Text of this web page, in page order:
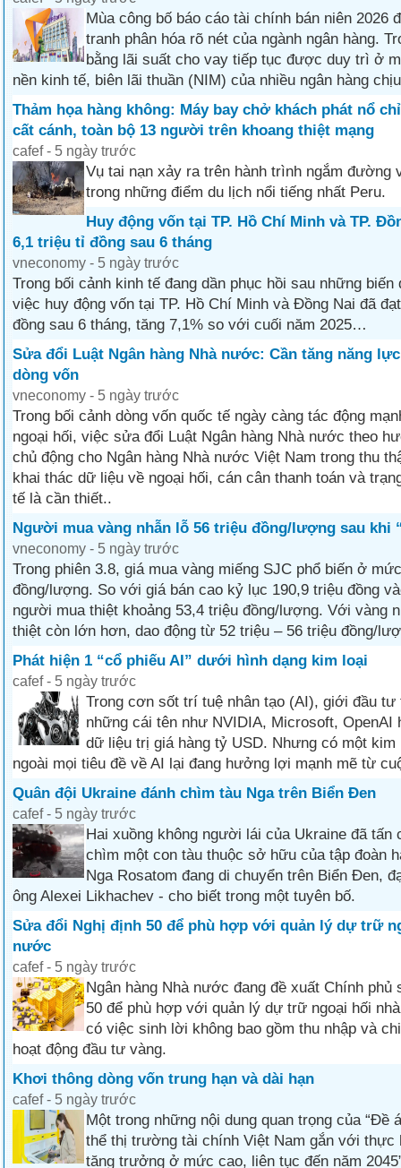
Mùa công bố báo cáo tài chính bán niên 2026
tranh phân hóa rõ nét của ngành ngân hàng.
bằng lãi suất cho vay tiếp tục được duy trì ở
nền kinh tế, biên lãi thuần (NIM) của nhiều ngân hàng
Thảm họa hàng không: Máy bay chở khách phát nổ
cất cánh, toàn bộ 13 người trên khoang thiệt mạng
cafef - 5 ngày trước
Vụ tai nạn xảy ra trên hành trình ngắm đường
trong những điểm du lịch nổi tiếng nhất Peru.
Huy động vốn tại TP. Hồ Chí Minh và TP.
6,1 triệu tỉ đồng sau 6 tháng
vneconomy - 5 ngày trước
Trong bối cảnh kinh tế đang dần phục hồi sau những biến
việc huy động vốn tại TP. Hồ Chí Minh và Đồng Nai đã
đồng sau 6 tháng, tăng 7,1% so với cuối năm 2025…
Sửa đổi Luật Ngân hàng Nhà nước: Cần tăng năng
dòng vốn
vneconomy - 5 ngày trước
Trong bối cảnh dòng vốn quốc tế ngày càng tác động
ngoại hối, việc sửa đổi Luật Ngân hàng Nhà nước theo
chủ động cho Ngân hàng Nhà nước Việt Nam trong thu
khai thác dữ liệu về ngoại hối, cán cân thanh toán và
tế là cần thiết..
Người mua vàng nhẫn lỗ 56 triệu đồng/lượng sau khi
vneconomy - 5 ngày trước
Trong phiên 3.8, giá mua vàng miếng SJC phổ biến ở
đồng/lượng. So với giá bán cao kỷ lục 190,9 triệu đồng
người mua thiệt khoảng 53,4 triệu đồng/lượng. Với vàng
thiệt còn lớn hơn, dao động từ 52 triệu – 56 triệu đồng/
Phát hiện 1 “cổ phiếu AI” dưới hình dạng kim loại
cafef - 5 ngày trước
Trong cơn sốt trí tuệ nhân tạo (AI), giới đầu tư
những cái tên như NVIDIA, Microsoft, OpenAI
dữ liệu trị giá hàng tỷ USD. Nhưng có một kim
ngoài mọi tiêu đề về AI lại đang hưởng lợi mạnh mẽ từ
Quân đội Ukraine đánh chìm tàu Nga trên Biển Đen
cafef - 5 ngày trước
Hai xuồng không người lái của Ukraine đã tấn
chìm một con tàu thuộc sở hữu của tập đoàn
Nga Rosatom đang di chuyển trên Biển Đen,
ông Alexei Likhachev - cho biết trong một tuyên bố.
Sửa đổi Nghị định 50 để phù hợp với quản lý dự trữ
nước
cafef - 5 ngày trước
Ngân hàng Nhà nước đang đề xuất Chính phủ
50 để phù hợp với quản lý dự trữ ngoại hối
có việc sinh lời không bao gồm thu nhập và
hoạt động đầu tư vàng.
Khơi thông dòng vốn trung hạn và dài hạn
cafef - 5 ngày trước
Một trong những nội dung quan trọng của “Đề
thể thị trường tài chính Việt Nam gắn với thực
tăng trưởng ở mức cao, liên tục đến năm